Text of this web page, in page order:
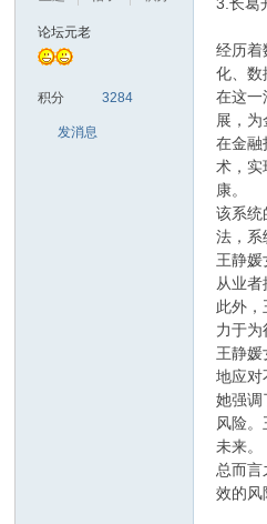
论坛元老
积分 3284
发消息
自我
经历着
化、数
在这
展，
在金融
术，实
康。
该系统
法，系
王静
从业
此外
力于为
王静
地应对
她强调
风险
未来。
总而
效的风